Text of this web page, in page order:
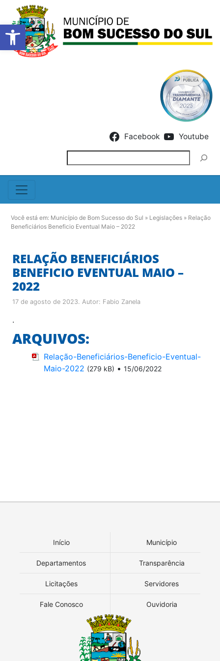
Barra de Ferramentas
Facebook Youtube
Você está em: Município de Bom Sucesso do Sul » Legislações » Relação
Beneficiários Beneficio Eventual Maio – 2022
RELAÇÃO BENEFICIÁRIOS
BENEFICIO EVENTUAL MAIO –
2022
17 de agosto de 2023. Autor: Fabio Zanela
.
ARQUIVOS:
Relação-Beneficiários-Beneficio-Eventual-
Maio-2022 (279 kB) • 15/06/2022
Início Município
Departamentos Transparência
Licitações Servidores
Fale Conosco Ouvidoria